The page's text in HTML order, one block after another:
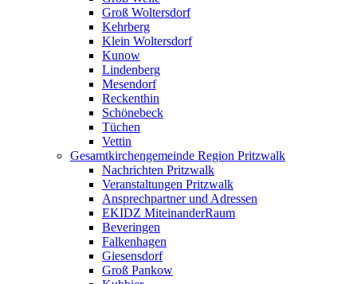
Groß Woltersdorf
Kehrberg
Klein Woltersdorf
Kunow
Lindenberg
Mesendorf
Reckenthin
Schönebeck
Tüchen
Vettin
Gesamtkirchengemeinde Region Pritzwalk
Nachrichten Pritzwalk
Veranstaltungen Pritzwalk
Ansprechpartner und Adressen
EKIDZ MiteinanderRaum
Beveringen
Falkenhagen
Giesensdorf
Groß Pankow